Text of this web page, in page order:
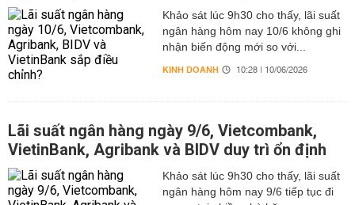
Khảo sát lúc 9h30 cho thấy, lãi suất
ngân hàng hôm nay 10/6 không ghi
nhận biến động mới so với...
KINH DOANH 10:28 | 10/06/2026
Lãi suất ngân hàng ngày 9/6, Vietcombank,
VietinBank, Agribank và BIDV duy trì ổn định
Khảo sát lúc 9h30 cho thấy, lãi suất
ngân hàng hôm nay 9/6 tiếp tục đi